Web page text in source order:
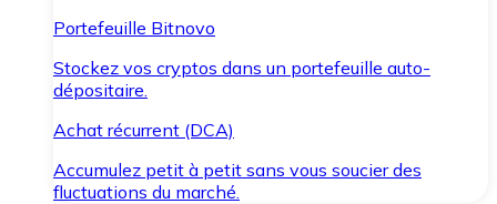
Portefeuille Bitnovo
Stockez vos cryptos dans un portefeuille auto-
dépositaire.
Achat récurrent (DCA)
Accumulez petit à petit sans vous soucier des
fluctuations du marché.